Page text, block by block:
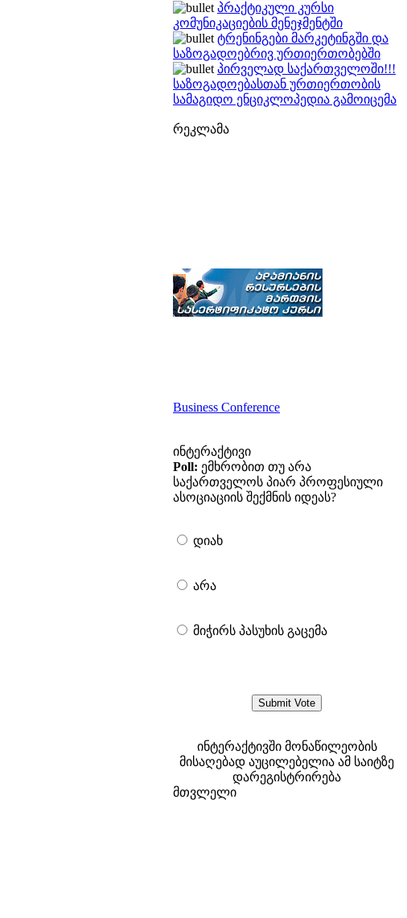
პრაქტიკული კურსი
კომუნიკაციების მენეჯმენტში
ტრენინგები მარკეტინგში და
საზოგადოებრივ ურთიერთობებში
პირველად საქართველოში!!!
საზოგადოებასთან ურთიერთობის
სამაგიდო ენციკლოპედია გამოიცემა
რეკლამა
Business Conference
ინტერაქტივი
Poll: ემხრობით თუ არა
საქართველოს პიარ პროფესიული
ასოციაციის შექმნის იდეას?
დიახ
არა
მიჭირს პასუხის გაცემა
ინტერაქტივში მონაწილეობის
მისაღებად აუცილებელია ამ საიტზე
დარეგისტრირება
მთვლელი